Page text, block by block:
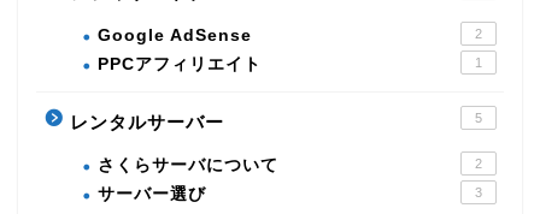
Google AdSense 2
PPCアフィリエイト 1
レンタルサーバー 5
さくらサーバについて 2
サーバー選び 3